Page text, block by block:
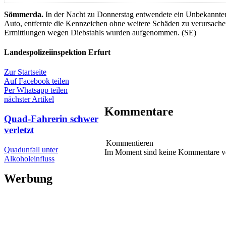
Sömmerda. In der Nacht zu Donnerstag entwendete ein
Auto, entfernte die Kennzeichen ohne weitere Schäden zu
Ermittlungen wegen Diebstahls wurden aufgenommen. (SE)
Landespolizeiinspektion Erfurt
Zur Startseite
Auf Facebook teilen
Per Whatsapp teilen
nächster Artikel
Quad-Fahrerin schwer
verletzt
Quadunfall unter
Alkoholeinfluss
Kommentare
Kommentieren
Im Moment sind keine Kommentare
Werbung